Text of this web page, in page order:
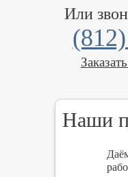
Или
Наши